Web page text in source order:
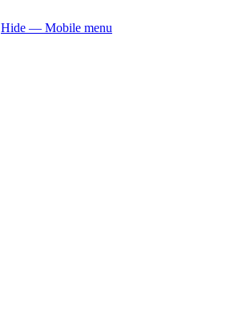
Hide — Mobile menu